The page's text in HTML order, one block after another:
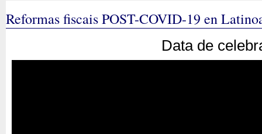
Reformas fiscais POST-COVID-19 en
Data de